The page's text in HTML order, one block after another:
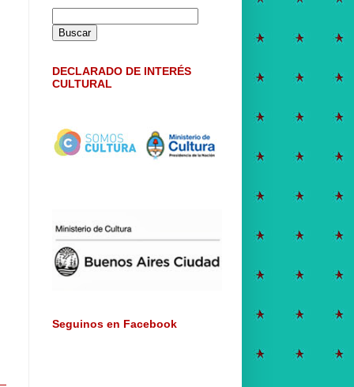
DECLARADO DE INTERÉS
CULTURAL
Seguinos en Facebook